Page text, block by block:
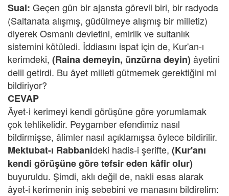
Sual: Geçen gün bir ajansta görevli biri, bir radyoda
(Saltanata alışmış, güdülmeye alışmış bir milletiz)
diyerek Osmanlı devletini, emirlik ve sultanlık
sistemini kötüledi. İddiasını ispat için de, Kur'an-ı
kerimdeki, (Raina demeyin, ünzürna deyin) âyetini
delil getirdi. Bu âyet milleti gütmemek gerektiğini mi
bildiriyor?
CEVAP
Âyet-i kerimeyi kendi görüşüne göre yorumlamak
çok tehlikelidir. Peygamber efendimiz nasıl
bildirmişse, âlimler nasıl açıklamışsa öylece bildirilir.
Mektubat-ı Rabbanideki hadis-i şerifte, (Kur'anı
kendi görüşüne göre tefsir eden kâfir olur)
buyuruldu. Şimdi, aklı değil de, nakli esas alarak
âyet-i kerimenin iniş sebebini ve manasını bildirelim: